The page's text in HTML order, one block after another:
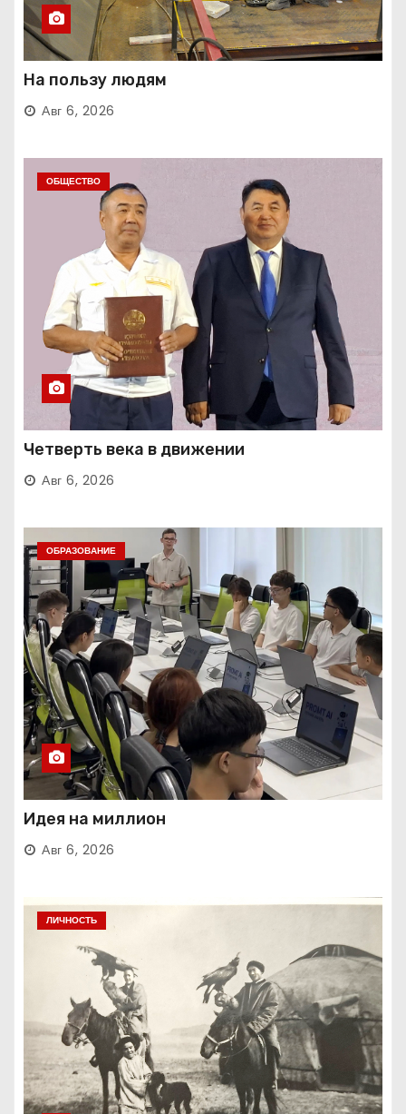
На пользу людям
Авг 6, 2026
ОБЩЕСТВО
Четверть века в движении
Авг 6, 2026
ОБРАЗОВАНИЕ
Идея на миллион
Авг 6, 2026
ЛИЧНОСТЬ